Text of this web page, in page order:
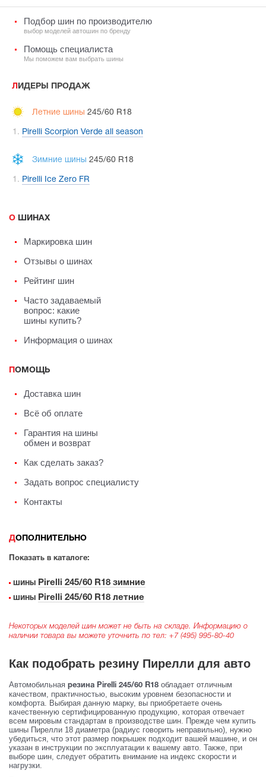
Подбор шин по производителю
выбор моделей автошин по бренду
Помощь специалиста
Мы поможем вам выбрать шины
ЛИДЕРЫ ПРОДАЖ
Летние шины 245/60 R18
Pirelli Scorpion Verde all season
Зимние шины 245/60 R18
Pirelli Ice Zero FR
О ШИНАХ
Маркировка шин
Отзывы о шинах
Рейтинг шин
Часто задаваемый
вопрос: какие
шины купить?
Информация о шинах
ПОМОЩЬ
Доставка шин
Всё об оплате
Гарантия на шины
обмен и возврат
Как сделать заказ?
Задать вопрос специалисту
Контакты
ДОПОЛНИТЕЛЬНО
Показать в каталоге:
шины Pirelli 245/60 R18 зимние
шины Pirelli 245/60 R18 летние
Некоторых моделей шин может не быть на складе. Информацию о
наличии товара вы можете уточнить по тел: +7 (495) 995-80-40
Как подобрать резину Пирелли для авто
Автомобильная резина Pirelli 245/60 R18 обладает отличным
качеством, практичностью, высоким уровнем безопасности и
комфорта. Выбирая данную марку, вы приобретаете очень
качественную сертифицированную продукцию, которая отвечает
всем мировым стандартам в производстве шин. Прежде чем купить
шины Пирелли 18 диаметра (радиус говорить неправильно), нужно
убедиться, что этот размер покрышек подходит вашей машине, и он
указан в инструкции по эксплуатации к вашему авто. Также, при
выборе шин, следует обратить внимание на индекс скорости и
нагрузки.